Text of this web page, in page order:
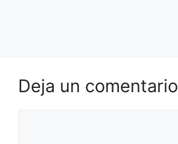
Deja un comentario